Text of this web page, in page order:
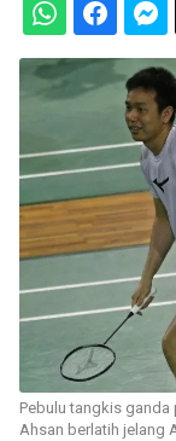
Pebulu tangkis ganda
Ahsan berlatih jelang